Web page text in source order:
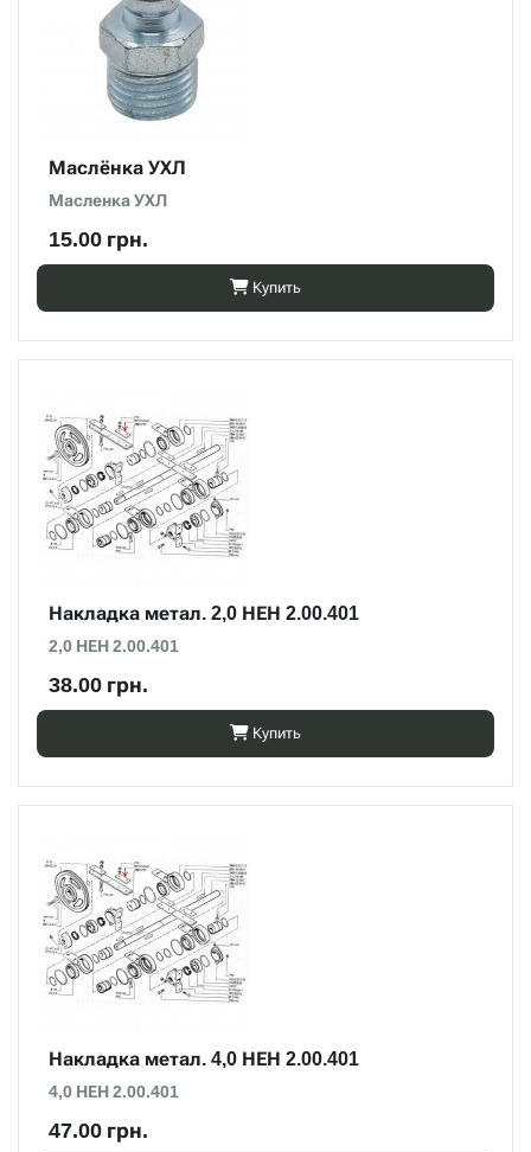
Маслёнка УХЛ
Масленка УХЛ
15.00 грн.
Купить
Накладка метал. 2,0 НЕН 2.00.401
2,0 НЕН 2.00.401
38.00 грн.
Купить
Накладка метал. 4,0 НЕН 2.00.401
4,0 НЕН 2.00.401
47.00 грн.